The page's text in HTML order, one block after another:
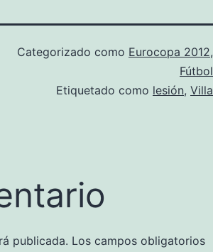
Categorizado como Eurocopa 2012,
Fútbol
Etiquetado como lesión, Villa
publicada. Los campos obligatorios